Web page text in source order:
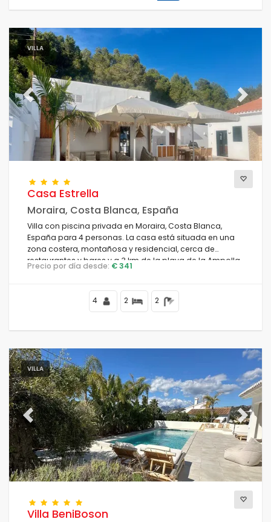
VILLA
Previous Next
Casa Estrella
Moraira, Costa Blanca, España
Villa con piscina privada en Moraira, Costa Blanca,
España para 4 personas. La casa está situada en una
zona costera, montañosa y residencial, cerca de
restaurantes y bares y a 3 km de la playa de la Ampolla
en Moraira.
Precio por día desde: € 341
4 2 2
VILLA
Previous Next
Villa BeniBoson